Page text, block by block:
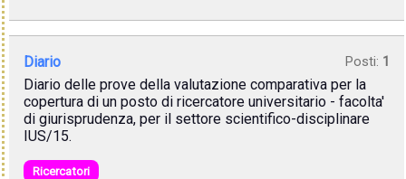
Diario Posti: 1
Diario delle prove della valutazione comparativa per la
copertura di un posto di ricercatore universitario - facolta'
di giurisprudenza, per il settore scientifico-disciplinare
IUS/15.
Ricercatori